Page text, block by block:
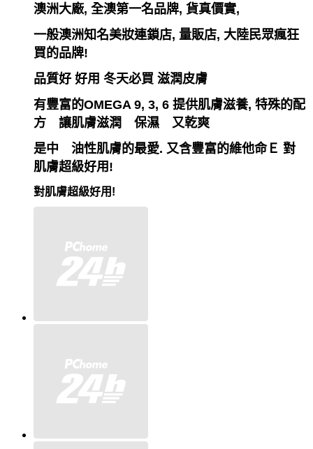
澳洲大廠, 全澳第一名品牌, 貨真價實,
一般澳洲知名美妝連鎖店, 量販店, 大陸民眾瘋狂
買的品牌!
品質好 好用 冬天必買 滋潤皮膚
有豐富的OMEGA 9, 3, 6 提供肌膚滋養, 特殊的配
方 讓肌膚滋潤 保濕 又乾爽
是中 油性肌膚的最愛. 又含豐富的維他命Ｅ 對
肌膚超級好用!
對肌膚超級好用!